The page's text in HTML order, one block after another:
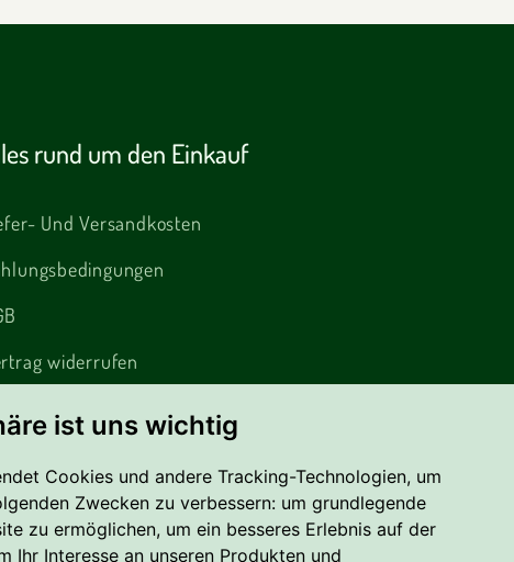
ist uns wichtig
Cookies und andere Tracking-Technologien, um
Zwecken zu verbessern: um grundlegende
zu ermöglichen, um ein besseres Erlebnis auf der
Ihr Interesse an unseren Produkten und
rund um den Einkauf
Und Versandkosten
widerrufen